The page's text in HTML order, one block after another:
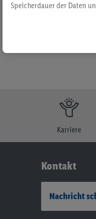
Karriere
Kontakt
Nachricht
Speicherdauer der Daten